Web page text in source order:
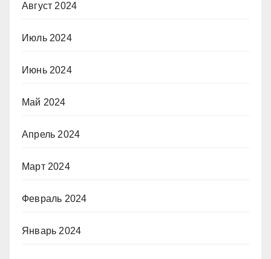
Август 2024
Июль 2024
Июнь 2024
Май 2024
Апрель 2024
Март 2024
Февраль 2024
Январь 2024